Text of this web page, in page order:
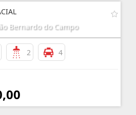
Bernardo do Campo
2 4